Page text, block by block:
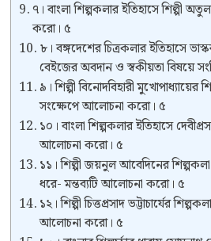
৭। বাংলা শিল্পকলার ইতিহাসে শিল্পী
করো। ৫
৮। বঙ্গদেশের চিত্রকলার ইতিহাসে
বেইজের অবদান ও স্বকীয়তা বিষয়ে
৯। শিল্পী বিনোদবিহারী মুখোপাধ্যায়ের
সংক্ষেপে আলোচনা করো। ৫
১০। বাংলা শিল্পকলার ইতিহাসে
আলোচনা করো। ৫
১১। শিল্পী জয়নুল আবেদিনের
ধরে- মন্তব্যটি আলোচনা করো। ৫
১২। শিল্পী চিত্তপ্রসাদ ভট্টাচার্যের
আলোচনা করো। ৫